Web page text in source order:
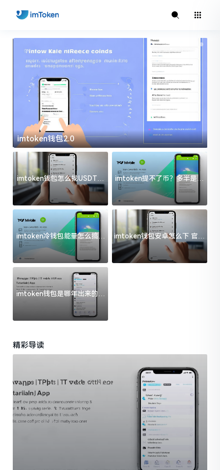
imtoken钱包2.0
imtoken钱包怎么找USDT地
址？三步搞定不踩坑
imtoken提不了币？多半是这
几件事没处理好
imtoken冷钱包能量怎么搞？
过来人告诉你门道
imtoken钱包安卓怎么下 官方
渠道避坑指南
imtoken钱包是哪年出来的？
一文给你说清楚
精彩导读